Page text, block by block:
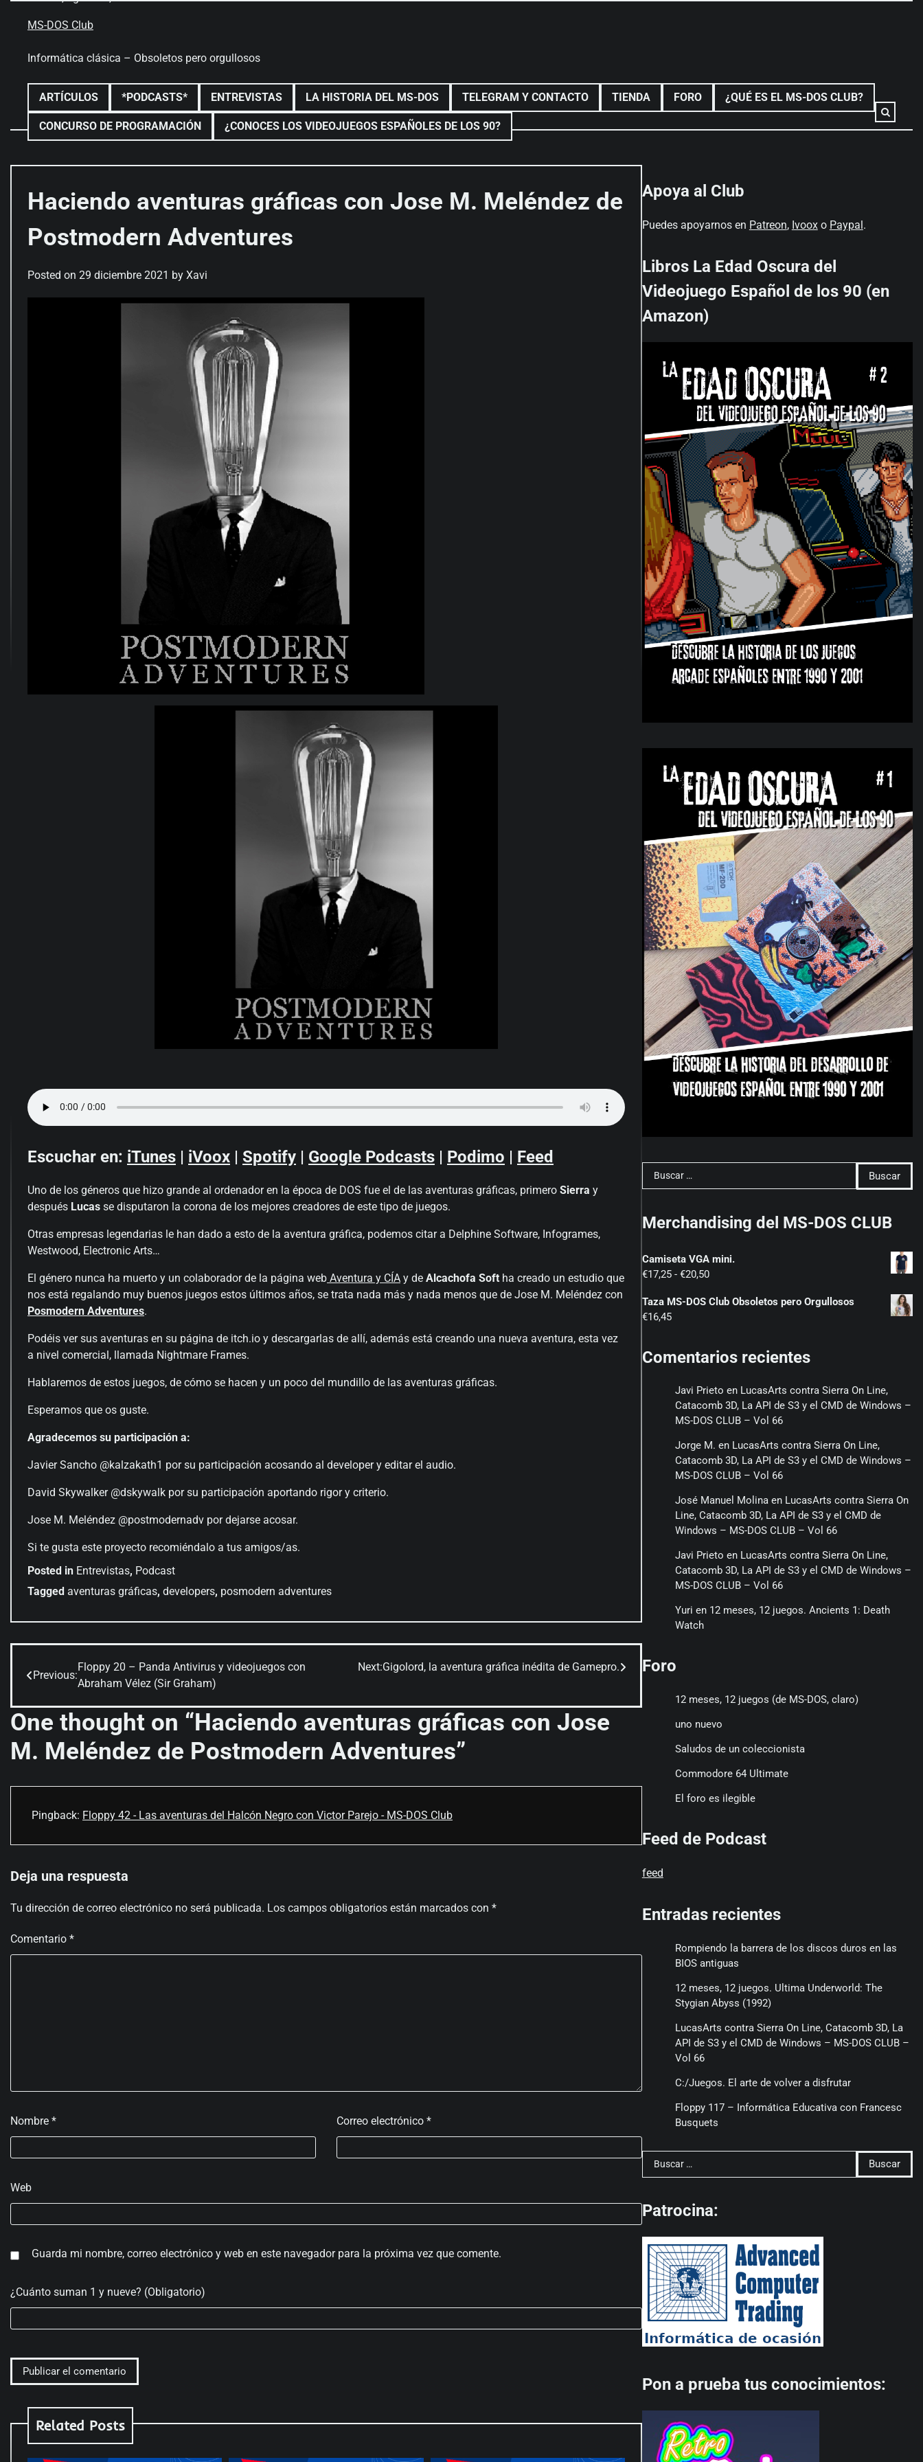
MS-DOS Club
Informática clásica – Obsoletos pero orgullosos
ARTÍCULOS *PODCASTS* ENTREVISTAS LA HISTORIA DEL MS-DOS TELEGRAM Y CONTACTO TIENDA FORO ¿QUÉ ES EL MS-DOS CLUB?
CONCURSO DE PROGRAMACIÓN ¿CONOCES LOS VIDEOJUEGOS ESPAÑOLES DE LOS 90?
Haciendo aventuras gráficas con Jose M. Meléndez de
Postmodern Adventures
Posted on 29 diciembre 2021 by Xavi
Escuchar en: iTunes | iVoox | Spotify | Google Podcasts | Podimo | Feed
Uno de los géneros que hizo grande al ordenador en la época de DOS fue el de las aventuras gráficas, primero Sierra y
después Lucas se disputaron la corona de los mejores creadores de este tipo de juegos.
Otras empresas legendarias le han dado a esto de la aventura gráfica, podemos citar a Delphine Software, Infogrames,
Westwood, Electronic Arts…
El género nunca ha muerto y un colaborador de la página web Aventura y CÍA y de Alcachofa Soft ha creado un estudio que
nos está regalando muy buenos juegos estos últimos años, se trata nada más y nada menos que de Jose M. Meléndez con
Posmodern Adventures.
Podéis ver sus aventuras en su página de itch.io y descargarlas de allí, además está creando una nueva aventura, esta vez
a nivel comercial, llamada Nightmare Frames.
Hablaremos de estos juegos, de cómo se hacen y un poco del mundillo de las aventuras gráficas.
Esperamos que os guste.
Agradecemos su participación a:
Javier Sancho @kalzakath1 por su participación acosando al developer y editar el audio.
David Skywalker @dskywalk por su participación aportando rigor y criterio.
Jose M. Meléndez @postmodernadv por dejarse acosar.
Si te gusta este proyecto recomiéndalo a tus amigos/as.
Posted in Entrevistas, Podcast
Tagged aventuras gráficas, developers, posmodern adventures
Navegación
entradas
Previous:
Floppy 20 – Panda Antivirus y videojuegos con
Abraham Vélez (Sir Graham)
Next:Gigolord, la aventura gráfica inédita de Gamepro.
One thought on “Haciendo aventuras gráficas con Jose
M. Meléndez de Postmodern Adventures”
Pingback: Floppy 42 - Las aventuras del Halcón Negro con Victor Parejo - MS-DOS Club
Deja una respuesta
Tu dirección de correo electrónico no será publicada. Los campos obligatorios están marcados con *
Comentario *
Nombre * Correo electrónico *
Web
Guarda mi nombre, correo electrónico y web en este navegador para la próxima vez que comente.
¿Cuánto suman 1 y nueve? (Obligatorio)
Related Posts
Apoya al Club
Puedes apoyarnos en Patreon, Ivooxo Paypal.
Libros La Edad Oscura del
Videojuego Español de los 90 (en
Amazon)
Buscar:
Merchandising del MS-DOS CLUB
Camiseta VGA mini.
€17,25 - €20,50Rango
precios:
hasta
€20,50
Taza MS-DOS Club Obsoletos pero Orgullosos
€16,45
Comentarios recientes
Javi Prieto en LucasArts contra Sierra On Line,
Catacomb 3D, La API de S3 y el CMD de Windows –
MS-DOS CLUB – Vol 66
Jorge M. en LucasArts contra Sierra On Line,
Catacomb 3D, La API de S3 y el CMD de Windows –
MS-DOS CLUB – Vol 66
José Manuel Molinaen LucasArts contra Sierra On
Line, Catacomb 3D, La API de S3 y el CMD de
Windows – MS-DOS CLUB – Vol 66
Javi Prieto en LucasArts contra Sierra On Line,
Catacomb 3D, La API de S3 y el CMD de Windows –
MS-DOS CLUB – Vol 66
Yuri en 12 meses, 12 juegos. Ancients 1: Death
Watch
Foro
12 meses, 12 juegos (de MS-DOS, claro)
uno nuevo
Saludos de un coleccionista
Commodore 64 Ultimate
El foro es ilegible
Feed de Podcast
feed
Entradas recientes
Rompiendo la barrera de los discos duros en las
BIOS antiguas
12 meses, 12 juegos. Ultima Underworld: The
Stygian Abyss (1992)
LucasArts contra Sierra On Line, Catacomb 3D, La
API de S3 y el CMD de Windows – MS-DOS CLUB –
Vol 66
C:/Juegos. El arte de volver a disfrutar
Floppy 117 – Informática Educativa con Francesc
Busquets
Buscar:
Patrocina:
Pon a prueba tus conocimientos: